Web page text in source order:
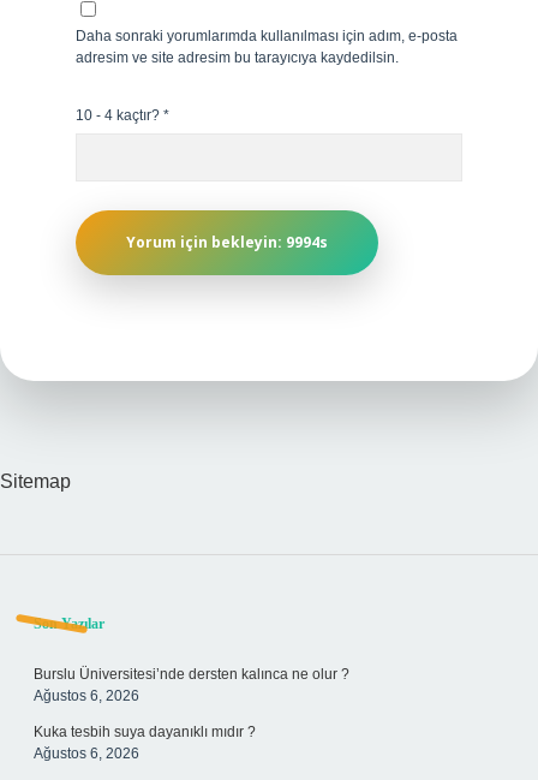
Daha sonraki yorumlarımda kullanılması için adım, e-posta
adresim ve site adresim bu tarayıcıya kaydedilsin.
10 - 4 kaçtır? *
Sitemap
Sidebar
Son Yazılar
Burslu Üniversitesi’nde dersten kalınca ne olur ?
Ağustos 6, 2026
Kuka tesbih suya dayanıklı mıdır ?
Ağustos 6, 2026